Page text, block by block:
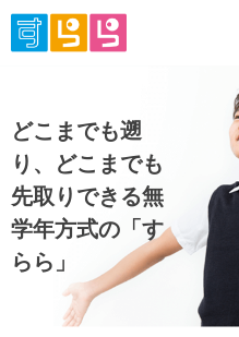
どこまでも遡
り、どこまでも
先取りできる無
学年方式の「す
らら」